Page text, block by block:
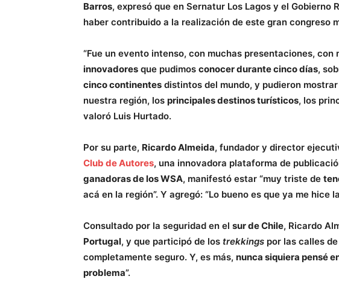
Barros, expresó que en Sernatur Los Lagos y el Gobierno
haber contribuido a la realización de este gran congreso
“Fue un evento intenso, con muchas presentaciones, con
innovadores que pudimos conocer durante cinco días,
cinco continentes distintos del mundo, y pudieron
nuestra región, los principales destinos turísticos, los
valoró Luis Hurtado.
Por su parte, Ricardo Almeida, fundador y director
Club de Autores, una innovadora plataforma de
ganadoras de los WSA, manifestó estar “muy triste de
acá en la región”. Y agregó: “Lo bueno es que ya me hice la
Consultado por la seguridad en el sur de Chile, Ricardo
Portugal, y que participó de los trekkings por las calles de
completamente seguro. Y, es más, nunca siquiera pensé
problema”.